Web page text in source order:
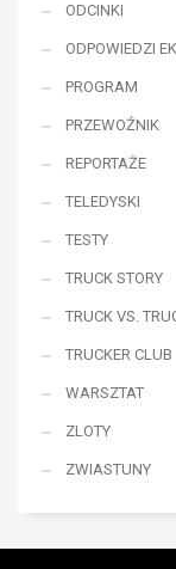
ODCINKI
ODPOWIEDZI
PROGRAM
PRZEWOŹNIK
REPORTAŻE
TELEDYSKI
TESTY
TRUCK STORY
TRUCK VS.
TRUCKER CLUB
WARSZTAT
ZLOTY
ZWIASTUNY